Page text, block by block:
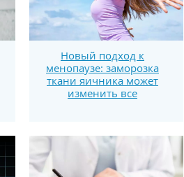
Новый подход к
менопаузе: заморозка
ткани яичника может
изменить все